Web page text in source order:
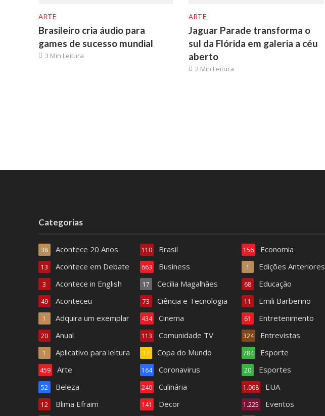
ARTE
Brasileiro cria áudio para
games de sucesso mundial
3 Min Leitura
ARTE
Jaguar Parade transforma o
sul da Flórida em galeria a céu
aberto
2 Min Leitura
Categorias
Acontece 20 Anos
38
Acontece em Debate
13
Acontece in English
3
Aconteceu
49
Adquira um exemplar
1
Anual
20
Aplicativo para leitura
1
Arte
459
Beleza
52
Blima Efraim
12
Brasil
110
Business
663
Cecilia Magalhães
17
Ciência e Tecnologia
73
Cinema
434
Comunidade TV
113
Copa do Mundo
17
Coronavirus
164
Culinária
240
Decor
141
Economia
156
Edições Anteriores
1
Educação
68
Emili Barberino
11
Entretenimento
61
Entrevistas
324
Esporte
784
Esportes
20
EUA
1.068
Eventos
1.225